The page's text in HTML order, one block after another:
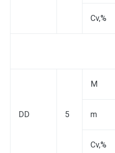
Cv,%
DD 5
M
m
Cv,%